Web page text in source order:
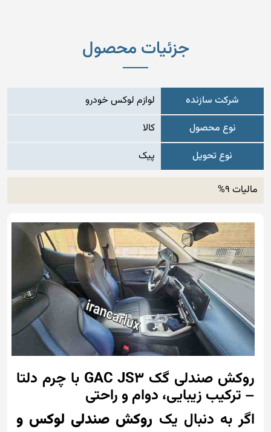
جزئیات محصول
شرکت سازنده
لوازم لوکس خودرو
نوع محصول
کالا
نوع تحویل
پیک
مالیات 9%
روکش صندلی گک GAC JS3 با چرم دلتا
– ترکیب زیبایی، دوام و راحتی
اگر به دنبال یک روکش صندلی لوکس و